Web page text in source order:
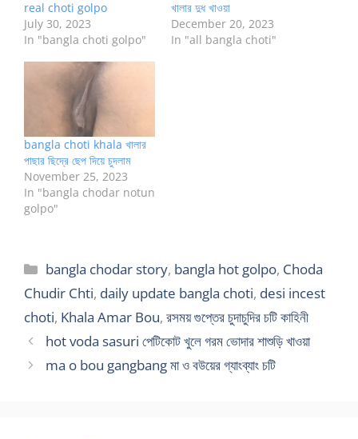
real choti golpo
July 30, 2023
In "bangla choti golpo"
খালার দুধ খাওয়া
December 20, 2023
In "all bangla choti"
bangla choti khala খালার
পাছার ছিদ্রে ছেপ দিয়ে চুদলাম
November 25, 2023
In "bangla chodar notun
golpo"
Categories
bangla chodar story, bangla hot golpo, Choda
Chudir Chti, daily update bangla choti, desi incest
choti, Khala Amar Bou, রসময় গুপ্তের চুদাচুদির চটি কাহিনী
hot voda sasuri পেটিকোট খুলে গরম ভোদার শাশুড়ি খাওয়া
ma o bou gangbang মা ও বউয়ের গ্যাংব্যাং চটি